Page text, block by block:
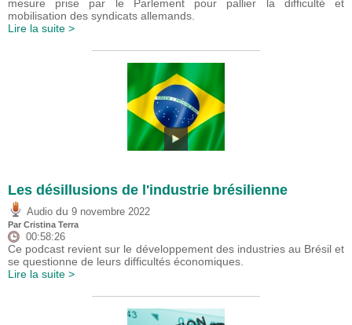
mesure prise par le Parlement pour pallier la difficulté et
mobilisation des syndicats allemands.
Lire la suite >
Les désillusions de l'industrie brésilienne
Audio du 9 novembre 2022
Par Cristina Terra
00:58:26
Ce podcast revient sur le développement des industries au Brésil et
se questionne de leurs difficultés économiques.
Lire la suite >